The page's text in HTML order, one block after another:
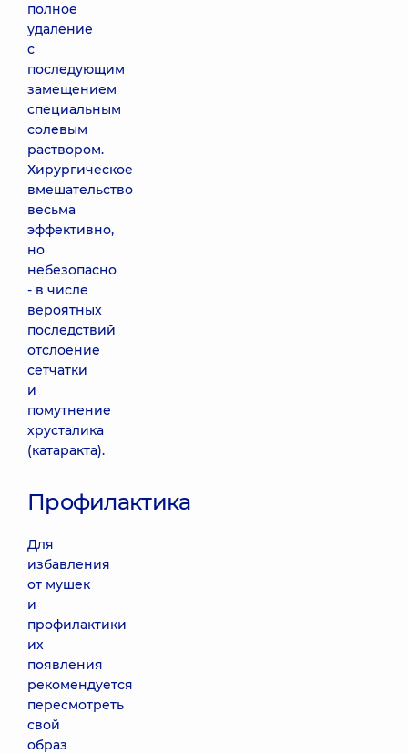
полное
удаление
с
последующим
замещением
специальным
солевым
раствором.
Хирургическое
вмешательство
весьма
эффективно,
но
небезопасно
- в числе
вероятных
последствий
отслоение
сетчатки
и
помутнение
хрусталика
(катаракта).
Профилактика
Для
избавления
от мушек
и
профилактики
их
появления
рекомендуется
пересмотреть
свой
образ